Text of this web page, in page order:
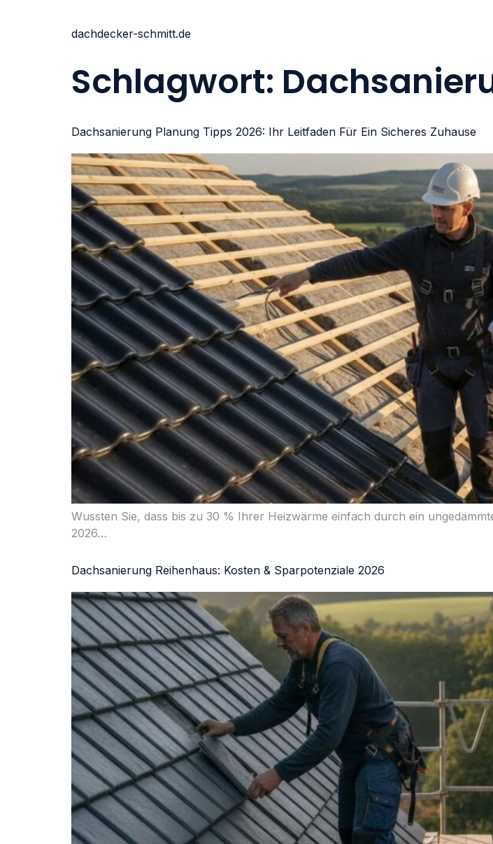
dachdecker-schmitt.de
Schlagwort:
Dachsanierung Planung Tipps 2026: Ihr Leitfaden Für Ein Sicheres Zuhause
Wussten Sie, dass bis zu 30 % Ihrer Heizwärme einfach durch ein
2026…
Dachsanierung Reihenhaus: Kosten & Sparpotenziale 2026